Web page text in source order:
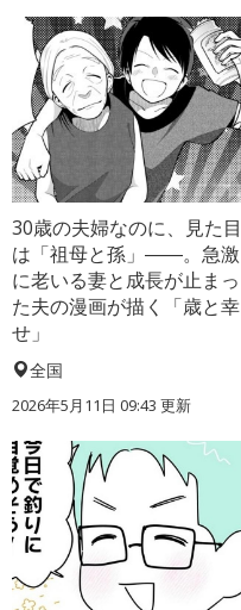
30歳の夫婦なのに、見た目
は「祖母と孫」――。急激
に老いる妻と成長が止まっ
た夫の漫画が描く「歳と幸
せ」
全国
2026年5月11日 09:43 更新